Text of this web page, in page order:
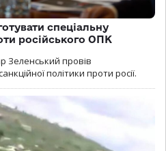
спеціальну
російського ОПК
Зеленський провів
політики проти росії.